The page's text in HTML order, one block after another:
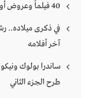
40 فيلماً وعروض أولى وفعاليات مهنية في مهرجان نافذة على أوروبا
في ذكرى ميلاده..
آخر أفلامه
طرح الجزء الثاني